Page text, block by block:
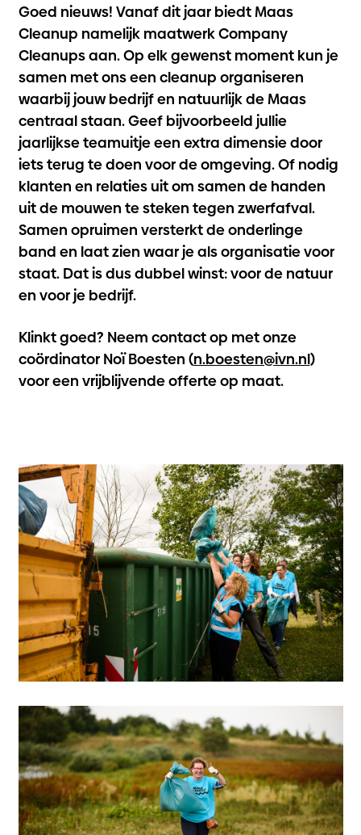
Goed nieuws! Vanaf dit jaar biedt Maas
Cleanup namelijk maatwerk Company
Cleanups aan. Op elk gewenst moment kun je
samen met ons een cleanup organiseren
waarbij jouw bedrijf en natuurlijk de Maas
centraal staan. Geef bijvoorbeeld jullie
jaarlijkse teamuitje een extra dimensie door
iets terug te doen voor de omgeving. Of nodig
klanten en relaties uit om samen de handen
uit de mouwen te steken tegen zwerfafval.
Samen opruimen versterkt de onderlinge
band en laat zien waar je als organisatie voor
staat. Dat is dus dubbel winst: voor de natuur
en voor je bedrijf.
Klinkt goed? Neem contact op met onze
coördinator Noï Boesten (n.boesten@ivn.nl)
voor een vrijblijvende offerte op maat.